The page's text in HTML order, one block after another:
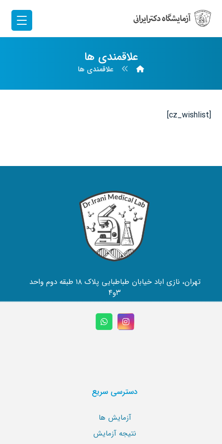
علاقمندی ها
علاقمندی ها
[cz_wishlist]
تهران، نازی اباد خیابان طباطبایی پلاک ۱۸ طبقه دوم واحد
۳و۴
دسترسی سریع
آزمایش ها
نتیجه آزمایش